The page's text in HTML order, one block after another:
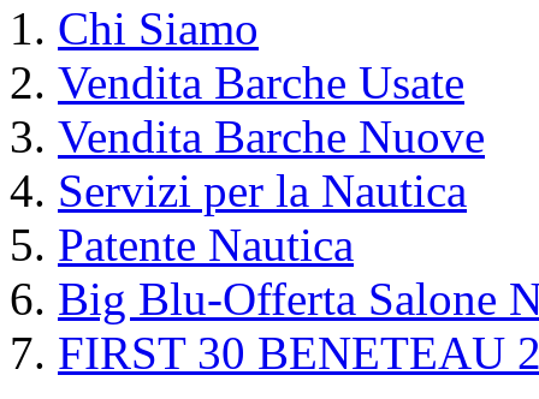
Chi Siamo
Vendita Barche Usate
Vendita Barche Nuove
Servizi per la Nautica
Patente Nautica
Big Blu-Offerta Salone
FIRST 30 BENETEAU